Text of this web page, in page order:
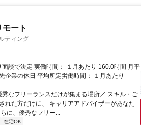
ート
ティング
談で決定 実働時間： １月あたり 160.0時間 月平
業の休日 平均所定労働時間： １月あたり
なフリーランスだけが集まる場所／ スキル・ご
れた方だけに、 キャリアアドバイザーがあなた
に、優秀なフリー...
在宅OK